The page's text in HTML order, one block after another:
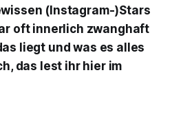
(Instagram-)Stars
oft innerlich zwanghaft
liegt und was es alles
das lest ihr hier im